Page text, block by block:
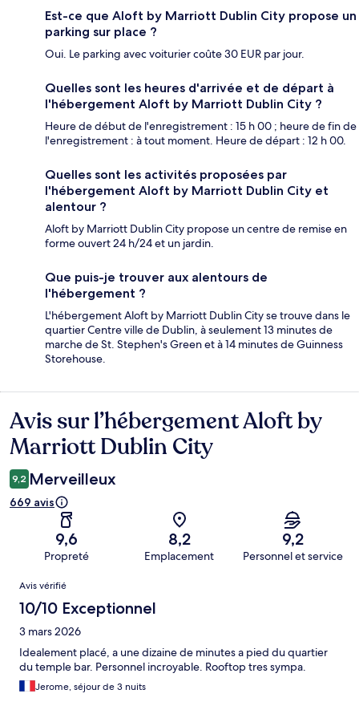
Est-ce que Aloft by Marriott Dublin City propose un
parking sur place ?
Oui. Le parking avec voiturier coûte 30 EUR par jour.
Quelles sont les heures d'arrivée et de départ à
l'hébergement Aloft by Marriott Dublin City ?
Heure de début de l'enregistrement : 15 h 00 ; heure de fin de
l'enregistrement : à tout moment. Heure de départ : 12 h 00.
Quelles sont les activités proposées par
l'hébergement Aloft by Marriott Dublin City et
alentour ?
Aloft by Marriott Dublin City propose un centre de remise en
forme ouvert 24 h/24 et un jardin.
Que puis-je trouver aux alentours de
l'hébergement ?
L'hébergement Aloft by Marriott Dublin City se trouve dans le
quartier Centre ville de Dublin, à seulement 13 minutes de
marche de St. Stephen's Green et à 14 minutes de Guinness
Storehouse.
Avis
Avis sur l’hébergement Aloft by
Marriott Dublin City
9,2 Merveilleux
669 avis
9,6
Propreté
8,2
Emplacement
9,2
Personnel et service
Avis
Avis vérifié
10/10 Exceptionnel
3 mars 2026
Idealement placé, a une dizaine de minutes a pied du quartier
du temple bar. Personnel incroyable. Rooftop tres sympa.
Jerome, séjour de 3 nuits